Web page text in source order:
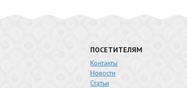
ПОСЕТИТЕЛЯМ
Контакты
Новости
Статьи